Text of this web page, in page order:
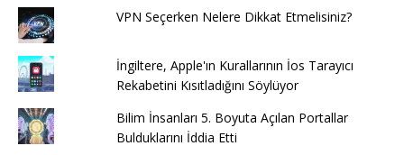
VPN Seçerken Nelere Dikkat Etmelisiniz?
İngiltere, Apple'ın Kurallarının İos Tarayıcı
Rekabetini Kısıtladığını Söylüyor
Bilim İnsanları 5. Boyuta Açılan Portallar
Bulduklarını İddia Etti